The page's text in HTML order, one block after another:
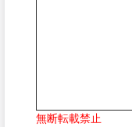
無断転載禁止